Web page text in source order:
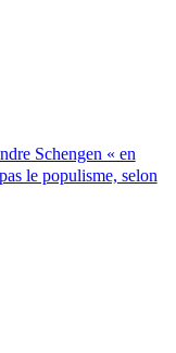
Schengen « en
le populisme, selon